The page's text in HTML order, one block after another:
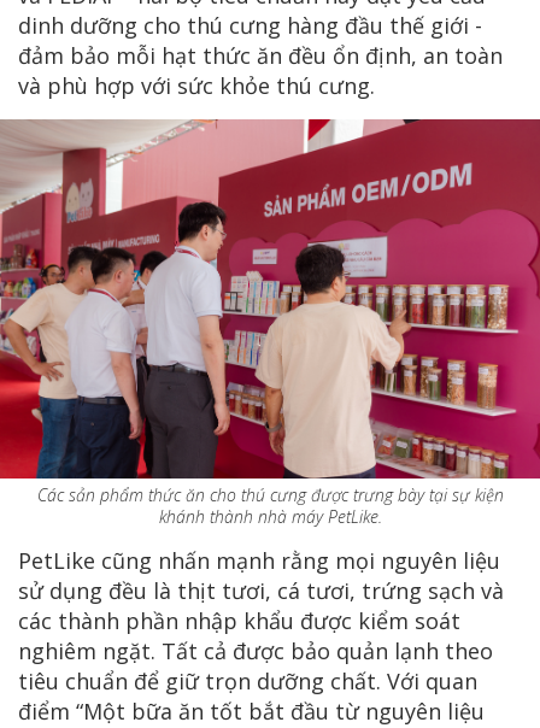
dinh dưỡng cho thú cưng hàng đầu thế giới -
đảm bảo mỗi hạt thức ăn đều ổn định, an toàn
và phù hợp với sức khỏe thú cưng.
Các sản phẩm thức ăn cho thú cưng được trưng bày tại sự kiện
khánh thành nhà máy PetLike.
PetLike cũng nhấn mạnh rằng mọi nguyên liệu
sử dụng đều là thịt tươi, cá tươi, trứng sạch và
các thành phần nhập khẩu được kiểm soát
nghiêm ngặt. Tất cả được bảo quản lạnh theo
tiêu chuẩn để giữ trọn dưỡng chất. Với quan
điểm “Một bữa ăn tốt bắt đầu từ nguyên liệu